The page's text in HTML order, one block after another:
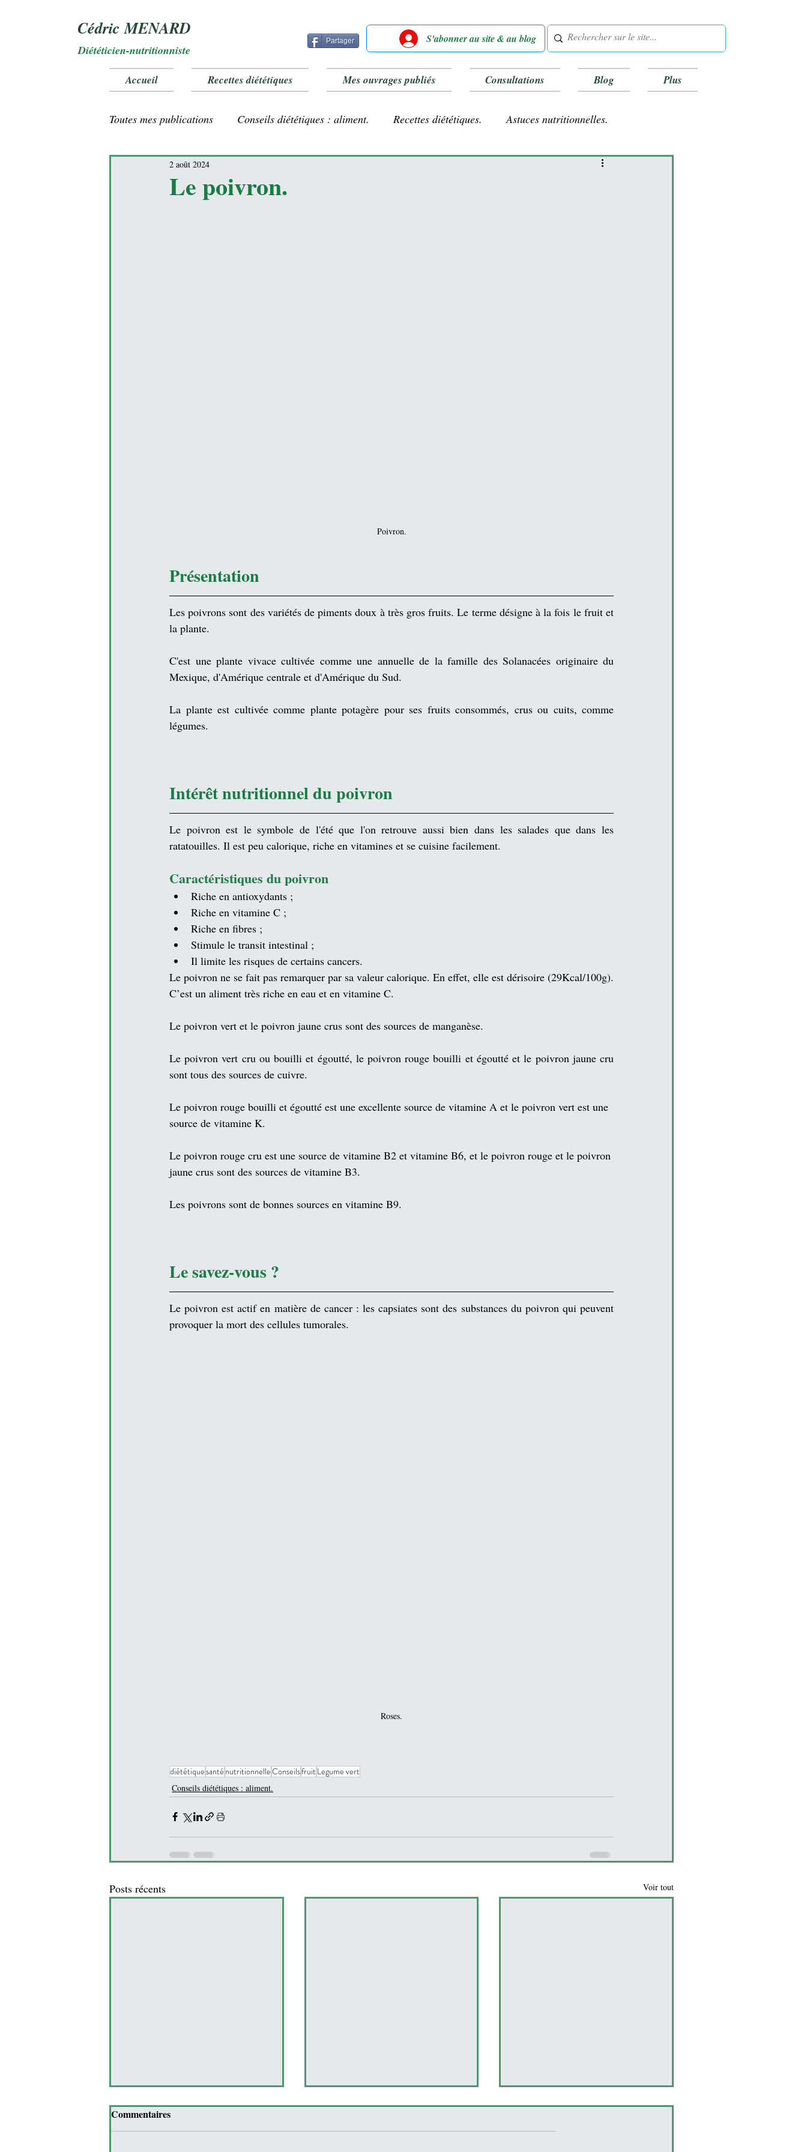
Cédric MENARD
Diététicien-nutritionniste
Partager S'abonner au site & au blog
Accueil Recettes diététiques Mes ouvrages publiés Consultations Blog Plus
Toutes mes publications Conseils diététiques : aliment. Recettes diététiques. Astuces nutritionnelles.
Vitamines et oligo éléments
Le poivron.
2 août 2024
Poivron.
Présentation
Les poivrons sont des variétés de piments doux à très gros fruits. Le terme désigne à la fois le fruit et
la plante.
C'est une plante vivace cultivée comme une annuelle de la famille des Solanacées
Mexique, d'Amérique centrale et d'Amérique du Sud.
La plante est cultivée comme plante potagère pour ses fruits
légumes.
Intérêt nutritionnel du poivron
Le poivron est le symbole de l'été que l'on retrouve aussi bien dans les salades que dans les
ratatouilles. Il est peu calorique, riche en vitamines et se cuisine facilement.
Caractéristiques du poivron
Riche en antioxydants ;
Riche en vitamine C ;
Riche en fibres ;
Stimule le transit intestinal ;
Il limite les risques de certains cancers.
Le poivron ne se fait pas remarquer par sa valeur calorique. En effet, elle est dérisoire (29Kcal/100g).
C’est un aliment très riche en eau et en vitamine C.
Le poivron vert et le poivron jaune crus sont des sources de manganèse.
Le poivron vert cru ou bouilli et égoutté, le poivron rouge bouilli et égoutté et le poivron jaune cru
sont tous des sources de cuivre.
Le poivron rouge bouilli et égoutté est une excellente source de vitamine A et le poivron vert est une
source de vitamine K.
Le poivron rouge cru est une source de vitamine B2 et vitamine B6, et le poivron rouge et le poivron
jaune crus sont des sources de vitamine B3.
Les poivrons sont de bonnes sources en vitamine B9.
Le savez-vous ?
Le poivron est actif en matière de cancer : les capsiates sont des substances du poivron qui peuvent
provoquer la mort des cellules tumorales.
Roses.
diététiquesanté nutritionnelleConseilsfruitLegume vert
Conseils diététiques : aliment.
Posts récents Voir tout
Commentaires